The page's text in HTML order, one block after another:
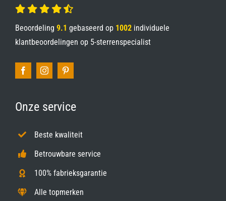
Beoordeling 9.1 gebaseerd op 1002individuele
klantbeoordelingen op 5-sterrenspecialist
Onze service
Beste kwaliteit
Betrouwbare service
100% fabrieksgarantie
Alle topmerken